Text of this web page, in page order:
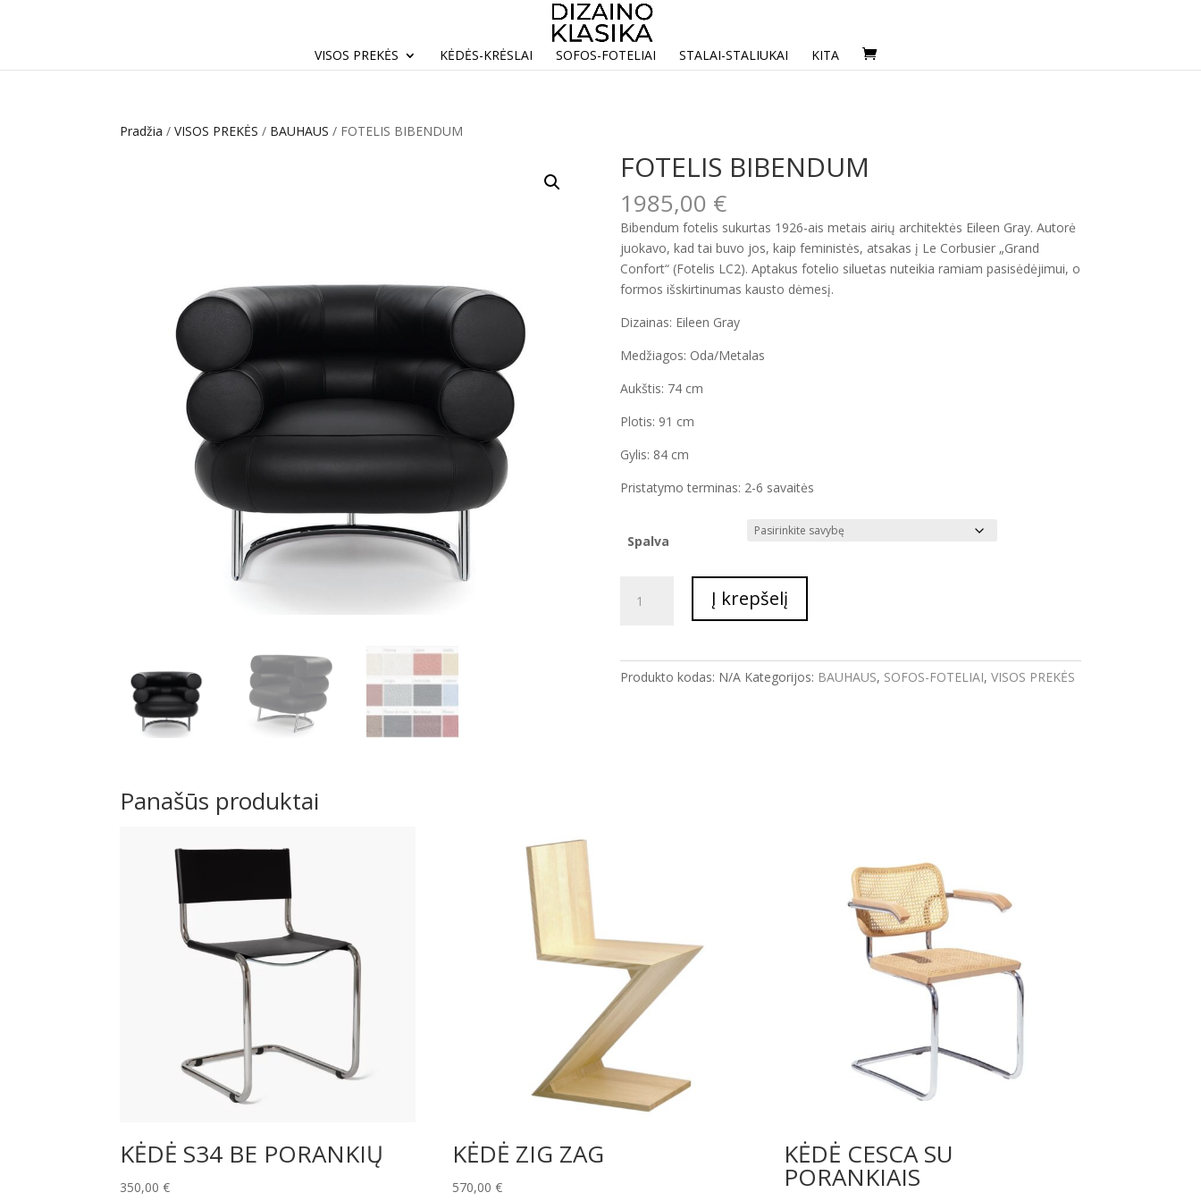
VISOS PREKĖS KĖDĖS-KRĖSLAI SOFOS-FOTELIAI STALAI-STALIUKAI KITA
Pradžia /VISOS PREKĖS / BAUHAUS / FOTELIS BIBENDUM
FOTELIS BIBENDUM
1985,00 €
Bibendum fotelis sukurtas 1926-ais metais airių architektės Eileen Gray. Autorė
juokavo, kad tai buvo jos, kaip feministės, atsakas į Le Corbusier „Grand
Confort“ (Fotelis LC2). Aptakus fotelio siluetas nuteikia ramiam pasisėdėjimui, o
formos išskirtinumas kausto dėmesį.
Dizainas: Eileen Gray
Medžiagos: Oda/Metalas
Aukštis: 74 cm
Plotis: 91 cm
Gylis: 84 cm
Pristatymo terminas: 2-6 savaitės
Spalva
kiekis:
Į krepšelį
Produkto kodas: N/A Kategorijos: BAUHAUS, SOFOS-FOTELIAI, VISOS PREKĖS
Panašūs produktai
KĖDĖ S34 BE PORANKIŲ
350,00€
KĖDĖ ZIG ZAG
570,00 €
KĖDĖ CESCA SU
PORANKIAIS